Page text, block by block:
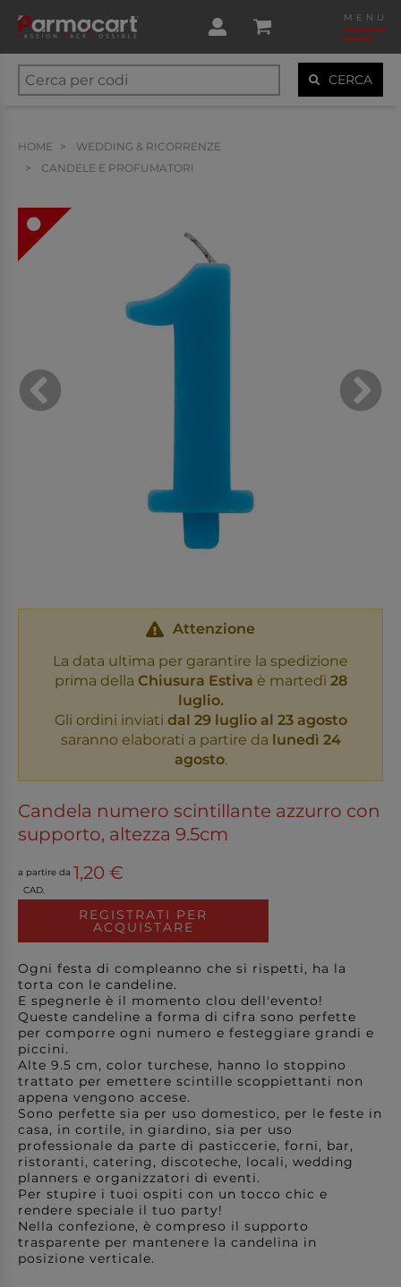
MENU
CERCA
HOME
WEDDING & RICORRENZE
CANDELE E PROFUMATORI
Attenzione
La data ultima per garantire la spedizione
prima della Chiusura Estiva è martedì 28
luglio.
Gli ordini inviati dal 29 luglio al 23 agosto
saranno elaborati a partire da lunedì 24
agosto.
Candela numero scintillante azzurro con
supporto, altezza 9.5cm
a partire da 1,20 €
CAD.
REGISTRATI PER
ACQUISTARE
Ogni festa di compleanno che si rispetti, ha la
torta con le candeline.
E spegnerle è il momento clou dell'evento!
Queste candeline a forma di cifra sono perfette
per comporre ogni numero e festeggiare grandi e
piccini.
Alte 9.5 cm, color turchese, hanno lo stoppino
trattato per emettere scintille scoppiettanti non
appena vengono accese.
Sono perfette sia per uso domestico, per le feste in
casa, in cortile, in giardino, sia per uso
professionale da parte di pasticcerie, forni, bar,
ristoranti, catering, discoteche, locali, wedding
planners e organizzatori di eventi.
Per stupire i tuoi ospiti con un tocco chic e
rendere speciale il tuo party!
Nella confezione, è compreso il supporto
trasparente per mantenere la candelina in
posizione verticale.